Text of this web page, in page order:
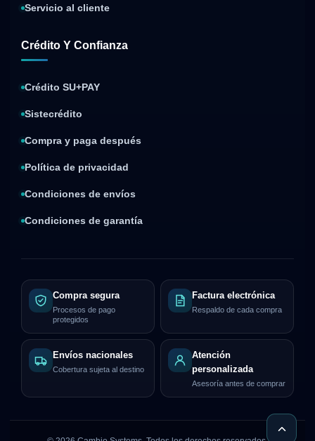
Servicio al cliente
Crédito Y Confianza
Crédito SU+PAY
Sistecrédito
Compra y paga después
Política de privacidad
Condiciones de envíos
Condiciones de garantía
Compra segura
Procesos de pago
protegidos
Factura electrónica
Respaldo de cada compra
Envíos nacionales
Cobertura sujeta al destino
Atención
personalizada
Asesoría antes de comprar